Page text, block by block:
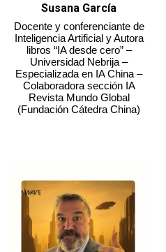
Susana García
Docente y conferenciante de
Inteligencia Artificial y Autora
libros “IA desde cero” –
Universidad Nebrija –
Especializada en IA China –
Colaboradora sección IA
Revista Mundo Global
(Fundación Cátedra China)